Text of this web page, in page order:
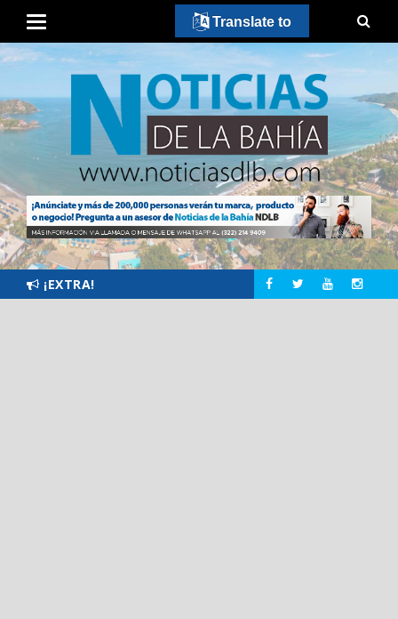
¡EXTRA!
Translate to